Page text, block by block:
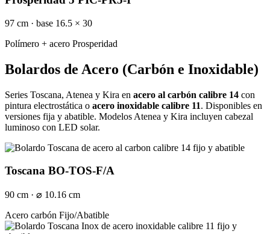
97 cm · base 16.5 × 30
Polímero + acero Prosperidad
Bolardos de Acero (Carbón e Inoxidable)
Series Toscana, Atenea y Kira en acero al carbón calibre 14 con
pintura electrostática o acero inoxidable calibre 11. Disponibles en
versiones fija y abatible. Modelos Atenea y Kira incluyen cabezal
luminoso con LED solar.
Toscana BO-TOS-F/A
90 cm · ⌀ 10.16 cm
Acero carbón Fijo/Abatible